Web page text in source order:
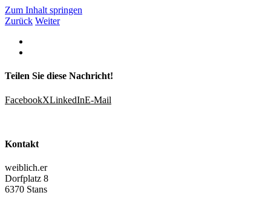
Zum Inhalt springen
Zurück Weiter
Teilen Sie diese Nachricht!
FacebookXLinkedInE-Mail
Kontakt
weiblich.er
Dorfplatz 8
6370 Stans